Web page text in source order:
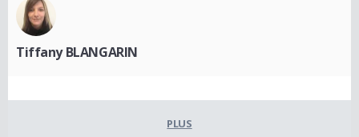
Tiffany BLANGARIN
PLUS